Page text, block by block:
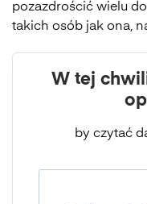
pozazdrościć wielu
takich osób jak ona,
W tej
by czytać